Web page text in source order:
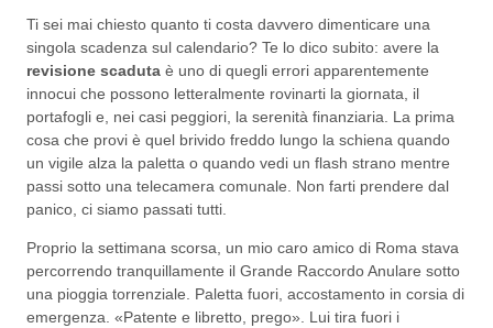
Ti sei mai chiesto quanto ti costa davvero dimenticare una
singola scadenza sul calendario? Te lo dico subito: avere la
revisione scaduta è uno di quegli errori apparentemente
innocui che possono letteralmente rovinarti la giornata, il
portafogli e, nei casi peggiori, la serenità finanziaria. La prima
cosa che provi è quel brivido freddo lungo la schiena quando
un vigile alza la paletta o quando vedi un flash strano mentre
passi sotto una telecamera comunale. Non farti prendere dal
panico, ci siamo passati tutti.
Proprio la settimana scorsa, un mio caro amico di Roma stava
percorrendo tranquillamente il Grande Raccordo Anulare sotto
una pioggia torrenziale. Paletta fuori, accostamento in corsia di
emergenza. «Patente e libretto, prego». Lui tira fuori i